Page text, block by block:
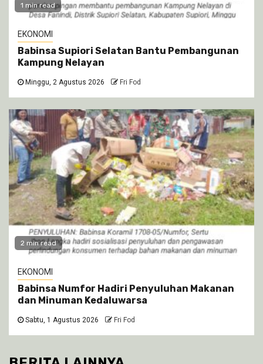
1 min read
EKONOMI
Babinsa Supiori Selatan Bantu Pembangunan
Kampung Nelayan
Minggu, 2 Agustus 2026 Fri Fod
2 min read
EKONOMI
Babinsa Numfor Hadiri Penyuluhan Makanan
dan Minuman Kedaluwarsa
Sabtu, 1 Agustus 2026 Fri Fod